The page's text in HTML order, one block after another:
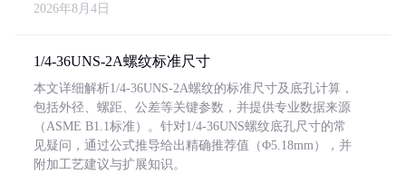
2026年8月4日
1/4-36UNS-2A螺纹标准尺寸
本文详细解析1/4-36UNS-2A螺纹的标准尺寸及底孔计算，
包括外径、螺距、公差等关键参数，并提供专业数据来源
（ASME B1.1标准）。针对1/4-36UNS螺纹底孔尺寸的常
见疑问，通过公式推导给出精确推荐值（Φ5.18mm），并
附加工艺建议与扩展知识。